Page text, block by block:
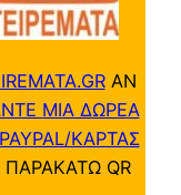
ΑΝ
ΜΙΑ ΔΩΡΕΑ
ΚΑΡΤΑΣ
QR